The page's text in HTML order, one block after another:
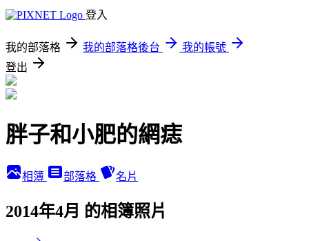
登入
我的部落格 我的部落格後台
我的帳號
登出
胖子和小肥的網痣
相簿 部落格 名片
2014年4月 的相簿照片